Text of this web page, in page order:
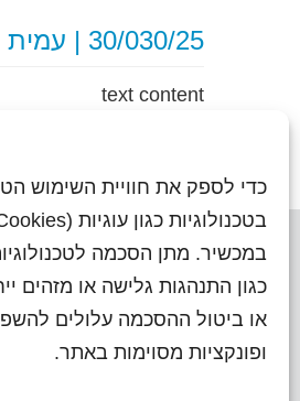
כדי לספק את חוויית השימוש
במכשיר. מתן הסכמה
כגון התנהגות גלישה או מזהים
או ביטול ההסכמה עלולים
ופונקציות מסוימות באתר.
30/030/25 | עמית קידר FROM קאליר הנדסה בע"מ
text content